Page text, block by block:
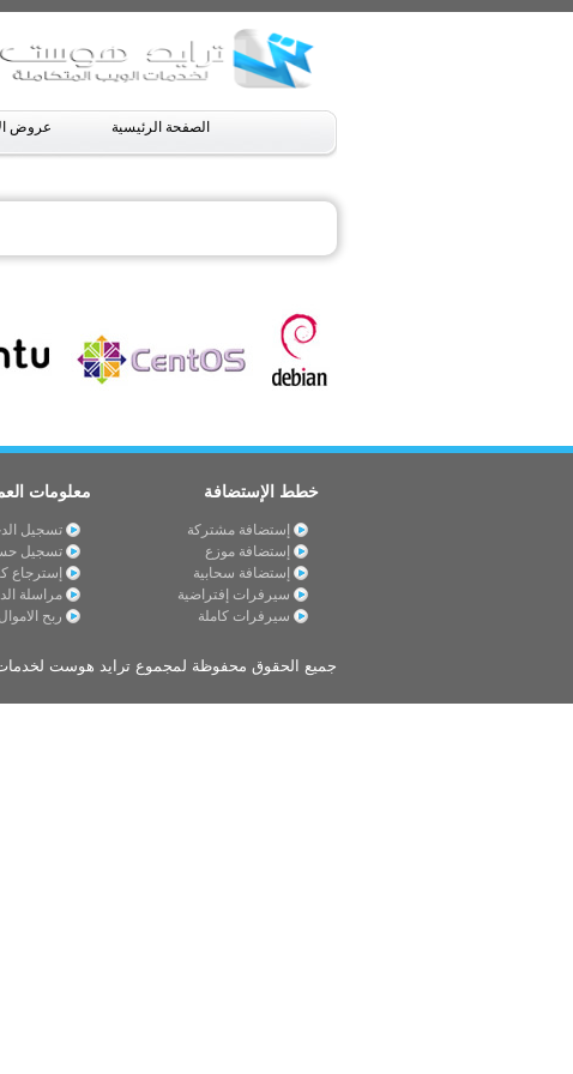
الصفحة الرئيسية عروض
خطط الإستضافة
إستضافة مشتركة
إستضافة موزع
إستضافة سحابية
سيرفرات إفتراضية
سيرفرات كاملة
معلومات
تسجيل
تسجيل
إسترجاع
مراسلة
ربح الاموال
جميع الحقوق محفوظة لمجموع ترايد هوست لخدمات